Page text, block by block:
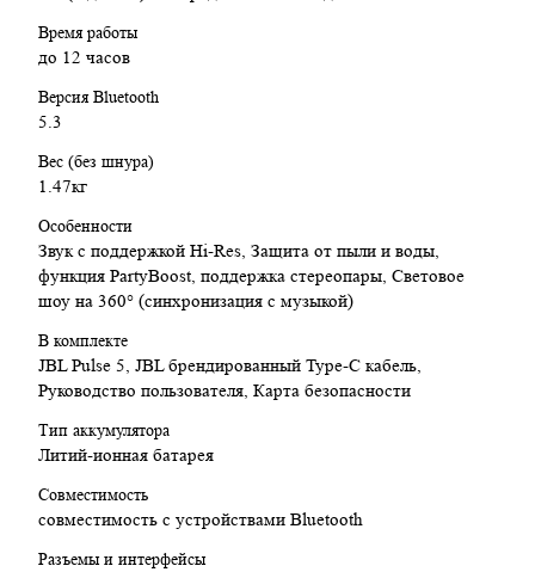
твитера
Подключение: Bluetooth 5.3, JBL PartyBoost
Время зарядки: 4 часа
Время работы: до 12 часов воспроизведения
Частотный диапазон: 58 Hz - 20 kHz
Габариты: 107 х 214 х 132 мм | 1.47 кг
Заключение:
JBL Pulse 5 — это отличная колонка для тех, кто ценит не
только качественный звук, но и визуальные эффекты. С
звуком на 360°, она станет идеальным выбором для
вечеринки, активного отдыха и просто для создания уютной
атмосферы дома. Защищенная от пыли и воды, она прослужит
долго в любых условиях.
Время работы
до 12 часов
Версия Bluetooth
5.3
Вес (без шнура)
1.47кг
Особенности
Звук с поддержкой Hi-Res, Защита от пыли и воды,
функция PartyBoost, поддержка стереопары, Световое
шоу на 360° (синхронизация с музыкой)
В комплекте
JBL Pulse 5, JBL брендированный Type-C кабель,
Руководство пользователя, Карта безопасности
Тип аккумулятора
Литий-ионная батарея
Совместимость
совместимость с устройствами Bluetooth
Разъемы и интерфейсы